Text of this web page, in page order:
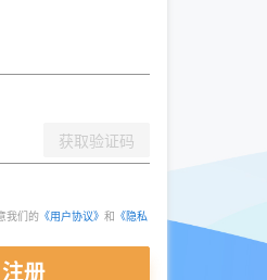
获取验证码
我们的 《用户协议》 和 《隐私
注册